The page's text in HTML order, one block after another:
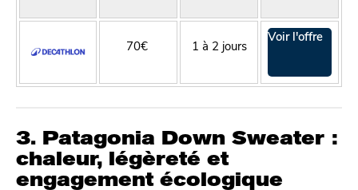
70€ 1 à 2 jours
Voir l'offre
3. Patagonia Down Sweater :
chaleur, légèreté et
engagement écologique